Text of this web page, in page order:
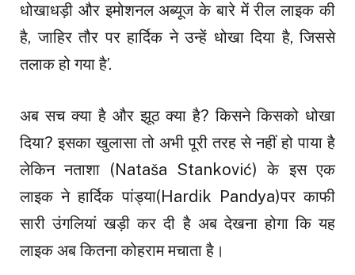
धोखाधड़ी और इमोशनल अब्यूज के बारे में रील लाइक की
है, जाहिर तौर पर हार्दिक ने उन्हें धोखा दिया है, जिससे
तलाक हो गया है’.
अब सच क्या है और झूठ क्या है? किसने किसको धोखा
दिया? इसका खुलासा तो अभी पूरी तरह से नहीं हो पाया है
लेकिन नताशा (Nataša Stanković) के इस एक
लाइक ने हार्दिक पांड्या(Hardik Pandya)पर काफी
सारी उंगलियां खड़ी कर दी है अब देखना होगा कि यह
लाइक अब कितना कोहराम मचाता है।